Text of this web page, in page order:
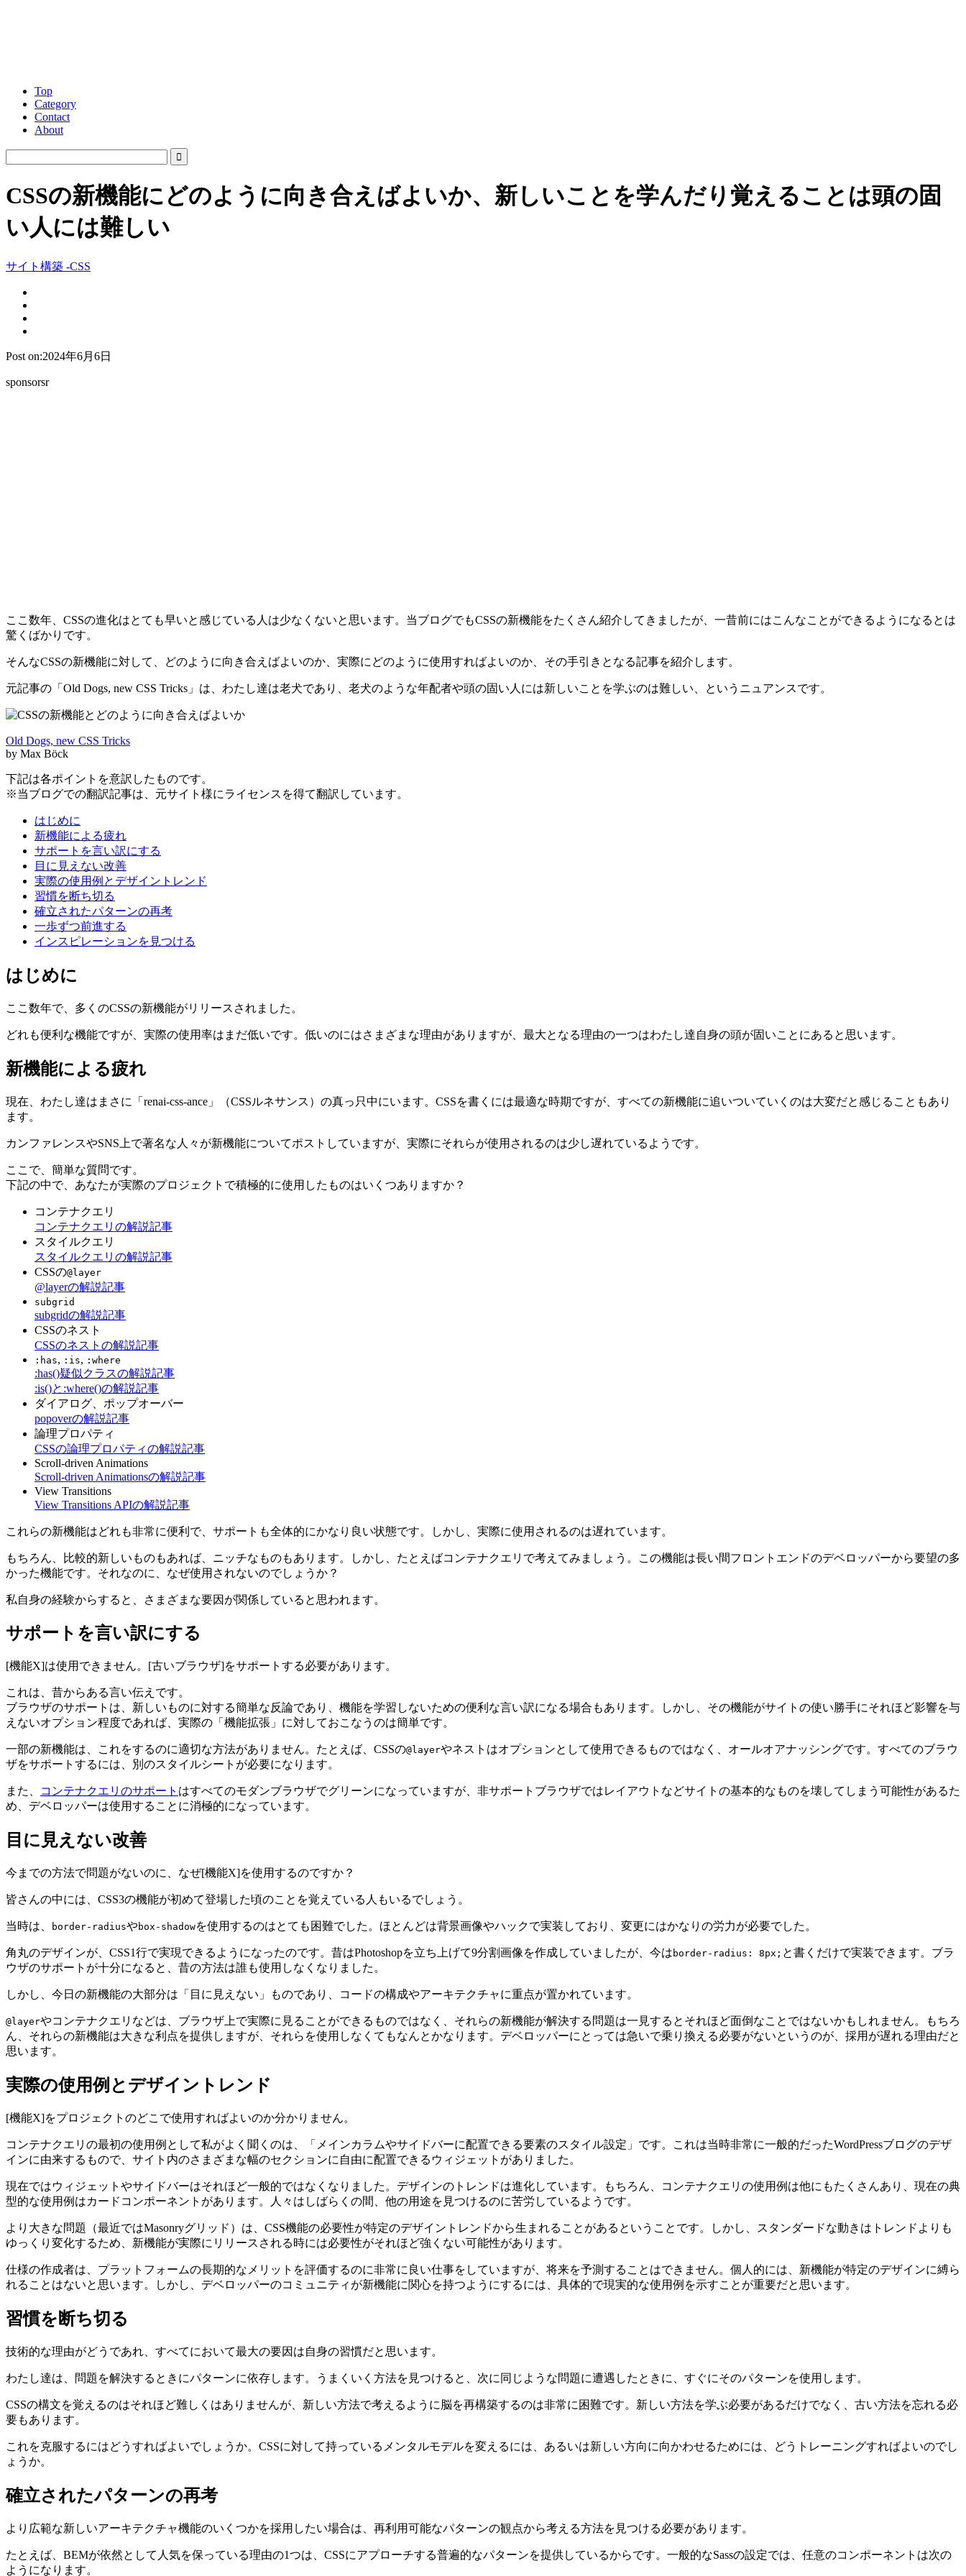
Top
Category
Contact
About
CSSの新機能にどのように向き合えばよいか、新しいことを学んだり覚えることは頭の固
い人には難しい
サイト構築 -CSS
Post on:2024年6月6日
sponsorsr
ここ数年、CSSの進化はとても早いと感じている人は少なくないと思います。当ブログでもCSSの新機能をたくさん紹介してきましたが、一昔前にはこんなことができるようになるとは
驚くばかりです。
そんなCSSの新機能に対して、どのように向き合えばよいのか、実際にどのように使用すればよいのか、その手引きとなる記事を紹介します。
元記事の「Old Dogs, new CSS Tricks」は、わたし達は老犬であり、老犬のような年配者や頭の固い人には新しいことを学ぶのは難しい、というニュアンスです。
Old Dogs, new CSS Tricks
by Max Böck
下記は各ポイントを意訳したものです。
※当ブログでの翻訳記事は、元サイト様にライセンスを得て翻訳しています。
はじめに
新機能による疲れ
サポートを言い訳にする
目に見えない改善
実際の使用例とデザイントレンド
習慣を断ち切る
確立されたパターンの再考
一歩ずつ前進する
インスピレーションを見つける
はじめに
ここ数年で、多くのCSSの新機能がリリースされました。
どれも便利な機能ですが、実際の使用率はまだ低いです。低いのにはさまざまな理由がありますが、最大となる理由の一つはわたし達自身の頭が固いことにあると思います。
新機能による疲れ
現在、わたし達はまさに「renai-css-ance」（CSSルネサンス）の真っ只中にいます。CSSを書くには最適な時期ですが、すべての新機能に追いついていくのは大変だと感じることもあり
ます。
カンファレンスやSNS上で著名な人々が新機能についてポストしていますが、実際にそれらが使用されるのは少し遅れているようです。
ここで、簡単な質問です。
下記の中で、あなたが実際のプロジェクトで積極的に使用したものはいくつありますか？
コンテナクエリ
コンテナクエリの解説記事
スタイルクエリ
スタイルクエリの解説記事
CSSの@layer
@layerの解説記事
subgrid
subgridの解説記事
CSSのネスト
CSSのネストの解説記事
:has, :is, :where
:has()疑似クラスの解説記事
:is()と:where()の解説記事
ダイアログ、ポップオーバー
popoverの解説記事
論理プロパティ
CSSの論理プロパティの解説記事
Scroll-driven Animations
Scroll-driven Animationsの解説記事
View Transitions
View Transitions APIの解説記事
これらの新機能はどれも非常に便利で、サポートも全体的にかなり良い状態です。しかし、実際に使用されるのは遅れています。
もちろん、比較的新しいものもあれば、ニッチなものもあります。しかし、たとえばコンテナクエリで考えてみましょう。この機能は長い間フロントエンドのデベロッパーから要望の多
かった機能です。それなのに、なぜ使用されないのでしょうか？
私自身の経験からすると、さまざまな要因が関係していると思われます。
サポートを言い訳にする
[機能X]は使用できません。[古いブラウザ]をサポートする必要があります。
これは、昔からある言い伝えです。
ブラウザのサポートは、新しいものに対する簡単な反論であり、機能を学習しないための便利な言い訳になる場合もあります。しかし、その機能がサイトの使い勝手にそれほど影響を与
えないオプション程度であれば、実際の「機能拡張」に対しておこなうのは簡単です。
一部の新機能は、これをするのに適切な方法がありません。たとえば、CSSの@layerやネストはオプションとして使用できるものではなく、オールオアナッシングです。すべてのブラウ
ザをサポートするには、別のスタイルシートが必要になります。
また、 コンテナクエリのサポート はすべてのモダンブラウザでグリーンになっていますが、非サポートブラウザではレイアウトなどサイトの基本的なものを壊してしまう可能性があるた
め、デベロッパーは使用することに消極的になっています。
目に見えない改善
今までの方法で問題がないのに、なぜ[機能X]を使用するのですか？
皆さんの中には、CSS3の機能が初めて登場した頃のことを覚えている人もいるでしょう。
当時は、 border-radiusやbox-shadowを使用するのはとても困難でした。ほとんどは背景画像やハックで実装しており、変更にはかなりの労力が必要でした。
角丸のデザインが、CSS1行で実現できるようになったのです。昔はPhotoshopを立ち上げて9分割画像を作成していましたが、今は border-radius: 8px; と書くだけで実装できます。ブラ
ウザのサポートが十分になると、昔の方法は誰も使用しなくなりました。
しかし、今日の新機能の大部分は「目に見えない」ものであり、コードの構成やアーキテクチャに重点が置かれています。
@layerやコンテナクエリなどは、ブラウザ上で実際に見ることができるものではなく、それらの新機能が解決する問題は一見するとそれほど面倒なことではないかもしれません。もちろ
ん、それらの新機能は大きな利点を提供しますが、それらを使用しなくてもなんとかなります。デベロッパーにとっては急いで乗り換える必要がないというのが、採用が遅れる理由だと
思います。
実際の使用例とデザイントレンド
[機能X]をプロジェクトのどこで使用すればよいのか分かりません。
コンテナクエリの最初の使用例として私がよく聞くのは、「メインカラムやサイドバーに配置できる要素のスタイル設定」です。これは当時非常に一般的だったWordPressブログのデザ
インに由来するもので、サイト内のさまざまな幅のセクションに自由に配置できるウィジェットがありました。
現在ではウィジェットやサイドバーはそれほど一般的ではなくなりました。デザインのトレンドは進化しています。もちろん、コンテナクエリの使用例は他にもたくさんあり、現在の典
型的な使用例はカードコンポーネントがあります。人々はしばらくの間、他の用途を見つけるのに苦労しているようです。
より大きな問題（最近ではMasonryグリッド）は、CSS機能の必要性が特定のデザイントレンドから生まれることがあるということです。しかし、スタンダードな動きはトレンドよりも
ゆっくり変化するため、新機能が実際にリリースされる時には必要性がそれほど強くない可能性があります。
仕様の作成者は、プラットフォームの長期的なメリットを評価するのに非常に良い仕事をしていますが、将来を予測することはできません。個人的には、新機能が特定のデザインに縛ら
れることはないと思います。しかし、デベロッパーのコミュニティが新機能に関心を持つようにするには、具体的で現実的な使用例を示すことが重要だと思います。
習慣を断ち切る
技術的な理由がどうであれ、すべてにおいて最大の要因は自身の習慣だと思います。
わたし達は、問題を解決するときにパターンに依存します。うまくいく方法を見つけると、次に同じような問題に遭遇したときに、すぐにそのパターンを使用します。
CSSの構文を覚えるのはそれほど難しくはありませんが、新しい方法で考えるように脳を再構築するのは非常に困難です。新しい方法を学ぶ必要があるだけでなく、 古い方法を忘れる必
要もあります。
これを克服するにはどうすればよいでしょうか。CSSに対して持っているメンタルモデルを変えるには、あるいは新しい方向に向かわせるためには、どうトレーニングすればよいのでし
ょうか。
確立されたパターンの再考
より広範な新しいアーキテクチャ機能のいくつかを採用したい場合は、再利用可能なパターンの観点から考える方法を見つける必要があります。
たとえば、BEMが依然として人気を保っている理由の1つは、CSSにアプローチする普遍的なパターンを提供しているからです。一般的なSassの設定では、任意のコンポーネントは次の
ようになります。